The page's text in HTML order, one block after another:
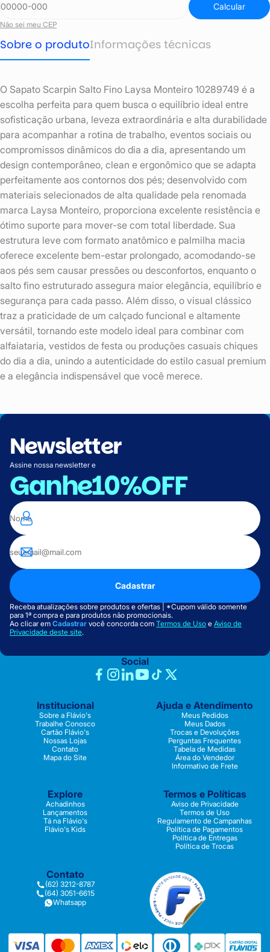
Calcular
Não sei meu CEP
Sobre o produtoInformações técnicas
O Sapato Scarpin Salto Fino Laysa Monteiro 10289749 é a
escolha perfeita para quem busca o equilíbrio ideal entre
sofisticação urbana, leveza extraordinária e alta durabilidade
para acompanhar a rotina de trabalho, eventos sociais ou
compromissos dinâmicos do dia a dia, apresentando um
design contemporâneo, clean e ergonômico que se adapta
perfeitamente aos contornos dos pés; desenvolvido com
materiais selecionados de alta qualidade pela renomada
marca Laysa Monteiro, proporciona excelente resistência e
ótimo suporte para mover-se com total liberdade. Sua
estrutura leve com formato anatômico e palmilha macia
oferece excelente bem-estar prolongado, acomodando-se
aos pés sem causar pressões ou desconfortos, enquanto o
salto fino estruturado assegura maior elegância, equilíbrio e
segurança para cada passo. Além disso, o visual clássico
traz a praticidade de um calçado funcional e altamente
versátil, tornando este modelo ideal para combinar com
alfaiataria, vestidos de festa ou produções casuais chiques
do dia a dia, unindo a autenticidade do estilo casual premium
e a elegância indispensável que você merece.
Newsletter
Assine nossa newsletter e
Ganhe10%OFF
Cadastrar
Receba atualizações sobre produtos e ofertas | *Cupom válido somente
para 1ª compra e para produtos não promocionais.
Ao clicar em Cadastrar você concorda com Termos de Uso e Aviso de
Privacidade deste site.
Social
Institucional
Sobre a Flávio's
Trabalhe Conosco
Cartão Flávio's
Nossas Lojas
Contato
Mapa do Site
Ajuda e Atendimento
Meus Pedidos
Meus Dados
Trocas e Devoluções
Perguntas Frequentes
Tabela de Medidas
Área do Vendedor
Informativo de Frete
Explore
Achadinhos
Lançamentos
Tá na Flávio's
Flávio's Kids
Termos e Políticas
Aviso de Privacidade
Termos de Uso
Regulamento de Campanhas
Política de Pagamentos
Política de Entregas
Política de Trocas
Contato
(62) 3212-8787
(64) 3051-6615
Whatsapp